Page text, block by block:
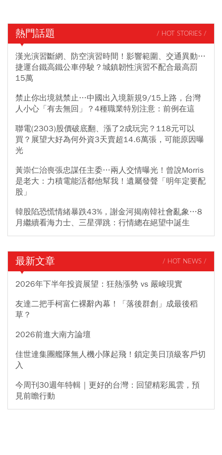
熱門話題 / HOT STORIES /
漢光演習斷網、防空演習時間！影響範圍、交通異動…
捷運台鐵高鐵公車停駛？城鎮韌性演習不配合最高罰
15萬
禁止你出境就禁止…中國出入境新規9/15上路，台灣
人小心「有去無回」？4種職業特別注意：前例在這
聯電(2303)股價破底翻、漲了2成玩完？118元可以
買？展望大好為何外資3天賣超14.6萬張，可能原因曝
光
黃崇仁治喪張忠謀任主委…兩人交情曝光！曾說Morris
是老大：力積電能活都他幫我！遺屬發聲「明年定要配
股」
韓股陷恐慌情緒暴跌43%，謝金河揭南韓社會亂象…8
月繼續看海力士、三星彈跳：行情總在絕望中誕生
最新文章 / HOT NEWS /
2026年下半年投資展望：狂熱漲勢 vs 嚴峻現實
友達二把手柯富仁裸辭內幕！「落後群創」成最後稻
草？
2026前進大南方論壇
佳世達集團艦隊無人機小隊起飛！鎖定美日頂級客戶切
入
今周刊30週年特輯｜更好的台灣：回望精彩風雲，預
見前瞻行動